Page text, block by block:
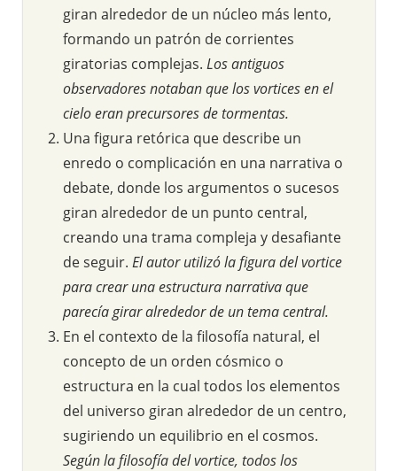
giran alrededor de un núcleo más lento,
formando un patrón de corrientes
giratorias complejas. Los antiguos
observadores notaban que los vortices en el
cielo eran precursores de tormentas.
Una figura retórica que describe un
enredo o complicación en una narrativa o
debate, donde los argumentos o sucesos
giran alrededor de un punto central,
creando una trama compleja y desafiante
de seguir. El autor utilizó la figura del vortice
para crear una estructura narrativa que
parecía girar alrededor de un tema central.
En el contexto de la filosofía natural, el
concepto de un orden cósmico o
estructura en la cual todos los elementos
del universo giran alrededor de un centro,
sugiriendo un equilibrio en el cosmos.
Según la filosofía del vortice, todos los